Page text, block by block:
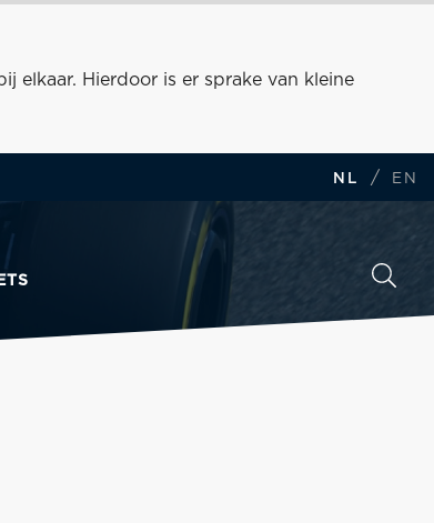
elkaar. Hierdoor is er sprake van kleine
NL / EN